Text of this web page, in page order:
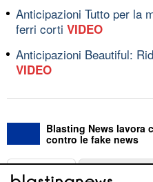
Anticipazioni Tutto per la
ferri corti VIDEO
Anticipazioni Beautiful:
VIDEO
Blasting News lavora
contro le fake news
ABOUT